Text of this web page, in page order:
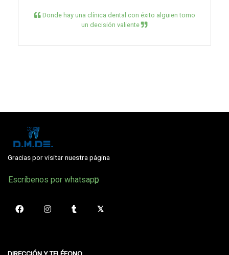
Donde hay una clínica dental con éxito alguien tomo
un decisión valiente
Gracias por visitar nuestra página
Escríbenos por whatsapp
DIRECCIÓN Y TELÉFONO